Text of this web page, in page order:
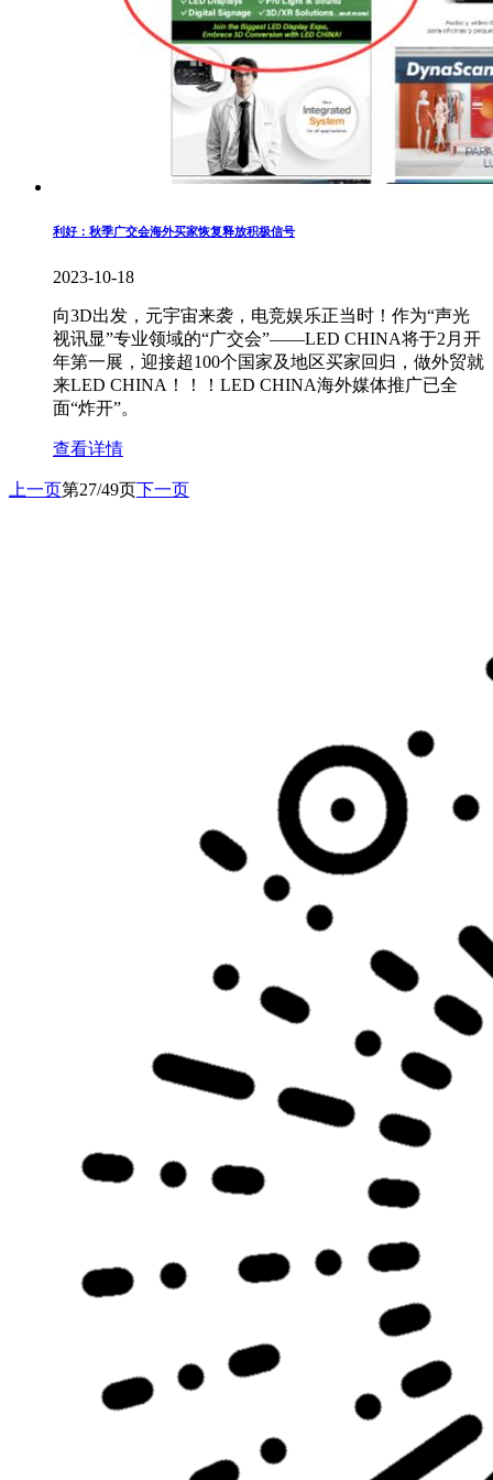
利好：秋季广交会海外买家恢复释放积极信号
2023-10-18
向3D出发，元宇宙来袭，电竞娱乐正当时！作为“声光
视讯显”专业领域的“广交会”——LED CHINA将于2月开
年第一展，迎接超100个国家及地区买家回归，做外贸就
来LED CHINA！！！LED CHINA海外媒体推广已全
面“炸开”。
查看详情
上一页第27/49页下一页